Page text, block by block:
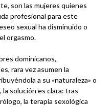
son las mujeres quienes
profesional para este
sexual ha disminuido o
orgasmo.
dominicanos,
rara vez asumen la
a su «naturaleza» o
la solución es clara: tras
la terapia sexológica